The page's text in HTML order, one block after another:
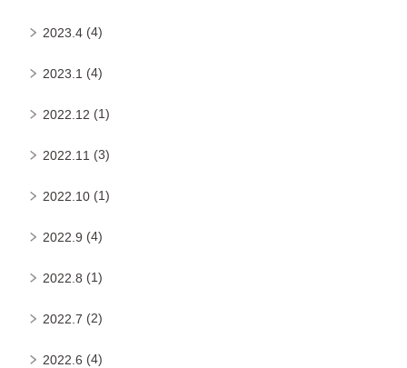
2023.4 (4)
2023.1 (4)
2022.12 (1)
2022.11 (3)
2022.10 (1)
2022.9 (4)
2022.8 (1)
2022.7 (2)
2022.6 (4)